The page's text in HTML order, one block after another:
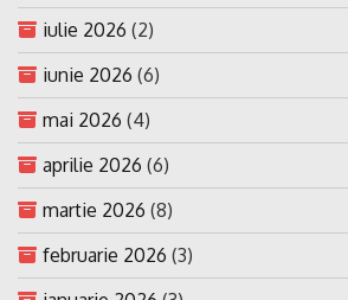
iulie 2026 (2)
iunie 2026 (6)
mai 2026 (4)
aprilie 2026 (6)
martie 2026 (8)
februarie 2026 (3)